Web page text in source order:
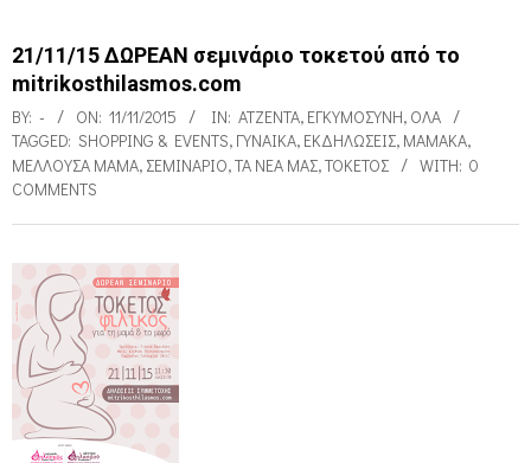
21/11/15 ΔΩΡΕΑΝ σεμινάριο τοκετού από το
mitrikosthilasmos.com
BY: - ON: 11/11/2015 IN: ΑΤΖΈΝΤΑ, ΕΓΚΥΜΟΣΎΝΗ, ΌΛΑ
TAGGED: SHOPPING & EVENTS, ΓΥΝΑΊΚΑ, ΕΚΔΗΛΏΣΕΙΣ, ΜΑΜΆΚΑ,
ΜΈΛΛΟΥΣΑ ΜΑΜΆ, ΣΕΜΙΝΆΡΙΟ,ΤΑ ΝΈΑ ΜΑΣ,ΤΟΚΕΤΌΣ WITH: 0
COMMENTS
2
1
/